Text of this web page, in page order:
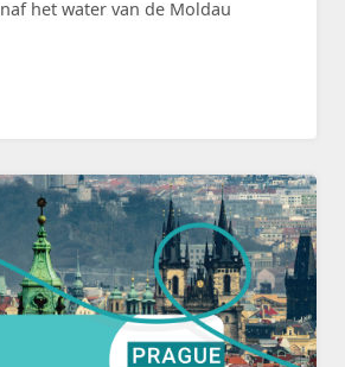
het water van de Moldau